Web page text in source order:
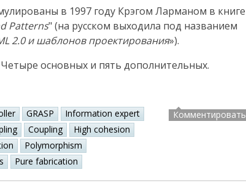
в 1997 году Крэгом Ларманом в книге
Patterns" (на русском выходила под названием
2.0 и шаблонов проектирования»).
Четыре основных и пять дополнительных.
GRASP
Information expert
Coupling
High cohesion
Polymorphism
Pure fabrication
Комментировать